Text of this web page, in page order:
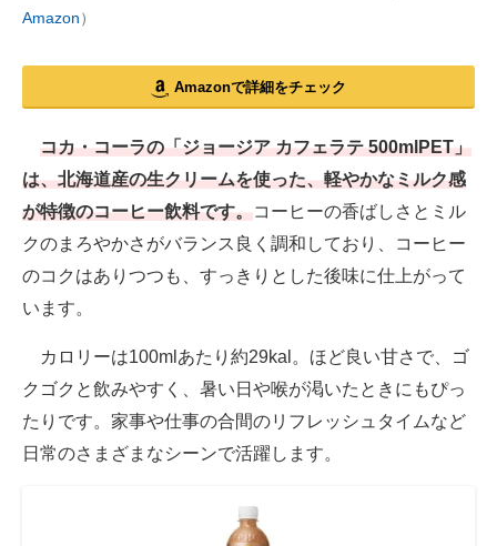
Amazon）
Amazonで詳細をチェック
コカ・コーラの「ジョージア カフェラテ 500mlPET」
は、北海道産の生クリームを使った、軽やかなミルク感
が特徴のコーヒー飲料です。コーヒーの香ばしさとミル
クのまろやかさがバランス良く調和しており、コーヒー
のコクはありつつも、すっきりとした後味に仕上がって
います。
カロリーは100mlあたり約29kal。ほど良い甘さで、ゴ
クゴクと飲みやすく、暑い日や喉が渇いたときにもぴっ
たりです。家事や仕事の合間のリフレッシュタイムなど
日常のさまざまなシーンで活躍します。